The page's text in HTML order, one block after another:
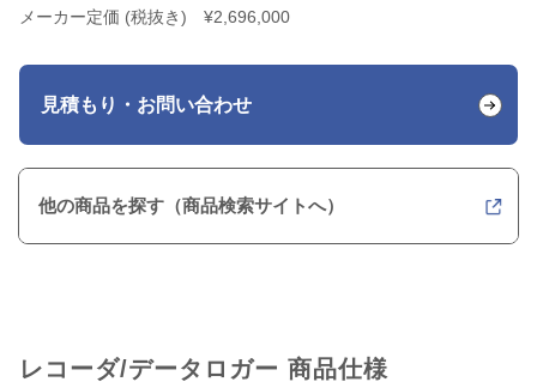
メーカー定価 (税抜き) ¥2,696,000
見積もり・お問い合わせ
他の商品を探す（商品検索サイトへ）
レコーダ/データロガー 商品仕様